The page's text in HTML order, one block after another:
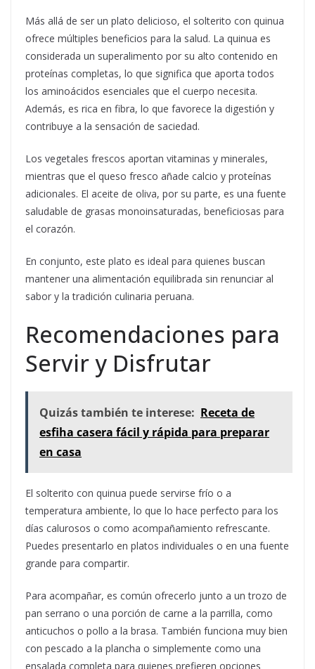
Más allá de ser un plato delicioso, el solterito con quinua
ofrece múltiples beneficios para la salud. La quinua es
considerada un superalimento por su alto contenido en
proteínas completas, lo que significa que aporta todos
los aminoácidos esenciales que el cuerpo necesita.
Además, es rica en fibra, lo que favorece la digestión y
contribuye a la sensación de saciedad.
Los vegetales frescos aportan vitaminas y minerales,
mientras que el queso fresco añade calcio y proteínas
adicionales. El aceite de oliva, por su parte, es una fuente
saludable de grasas monoinsaturadas, beneficiosas para
el corazón.
En conjunto, este plato es ideal para quienes buscan
mantener una alimentación equilibrada sin renunciar al
sabor y la tradición culinaria peruana.
Recomendaciones para
Servir y Disfrutar
Quizás también te interese: Receta de
esfiha casera fácil y rápida para preparar
en casa
El solterito con quinua puede servirse frío o a
temperatura ambiente, lo que lo hace perfecto para los
días calurosos o como acompañamiento refrescante.
Puedes presentarlo en platos individuales o en una fuente
grande para compartir.
Para acompañar, es común ofrecerlo junto a un trozo de
pan serrano o una porción de carne a la parrilla, como
anticuchos o pollo a la brasa. También funciona muy bien
con pescado a la plancha o simplemente como una
ensalada completa para quienes prefieren opciones